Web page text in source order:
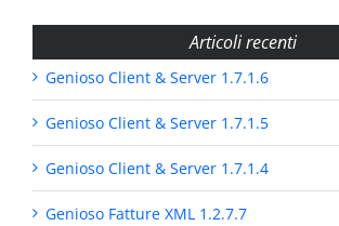
Articoli recenti
Genioso Client & Server 1.7.1.6
Genioso Client & Server 1.7.1.5
Genioso Client & Server 1.7.1.4
Genioso Fatture XML 1.2.7.7